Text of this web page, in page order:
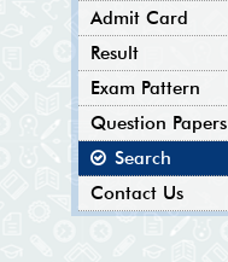
Admit Card
Result
Exam Pattern
Question Papers
Search
Contact Us